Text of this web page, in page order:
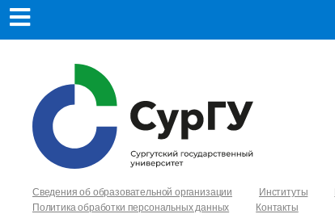
Сведения об образовательной организации Институты
Политика обработки персональных данных
Контакты